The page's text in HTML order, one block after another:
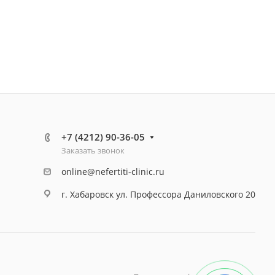
+7 (4212) 90-36-05
Заказать звонок
online@nefertiti-clinic.ru
г. Хабаровск ул. Профессора Даниловского 20